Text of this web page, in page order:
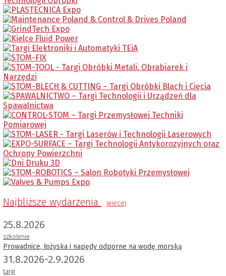
Najbliższe wydarzenia wiecej
25.8.2026
szkolenie
Prowadnice, łożyska i napędy odporne na wodę morską
31.8.2026-2.9.2026
targi